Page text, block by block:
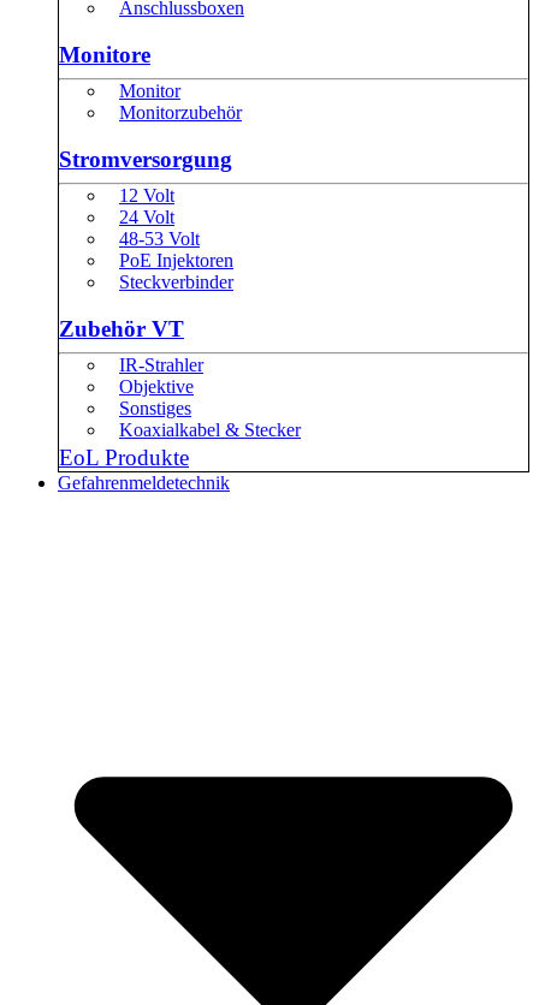
Anschlussboxen
Monitore
Monitor
Monitorzubehör
Stromversorgung
12 Volt
24 Volt
48-53 Volt
PoE Injektoren
Steckverbinder
Zubehör VT
IR-Strahler
Objektive
Sonstiges
Koaxialkabel & Stecker
EoL Produkte
Gefahrenmeldetechnik